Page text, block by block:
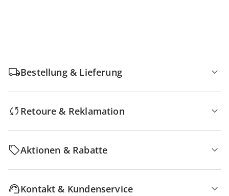
Bestellung & Lieferung
Retoure & Reklamation
Aktionen & Rabatte
Kontakt & Kundenservice